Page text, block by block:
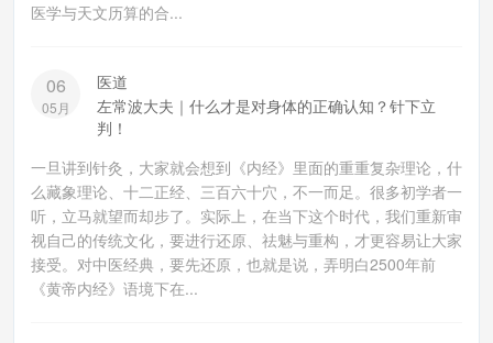
医学与天文历算的合...
06
05月
医道
左常波大夫｜什么才是对身体的正确认知？针下立
判！
一旦讲到针灸，大家就会想到《内经》里面的重重复杂理论，什
么藏象理论、十二正经、三百六十穴，不一而足。很多初学者一
听，立马就望而却步了。实际上，在当下这个时代，我们重新审
视自己的传统文化，要进行还原、祛魅与重构，才更容易让大家
接受。对中医经典，要先还原，也就是说，弄明白2500年前
《黄帝内经》语境下在...